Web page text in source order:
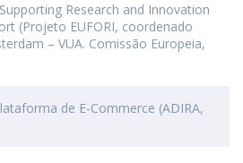
Research and Innovation
(Projeto EUFORI, coordenado
– VUA. Comissão Europeia,
de E-Commerce (ADIRA,